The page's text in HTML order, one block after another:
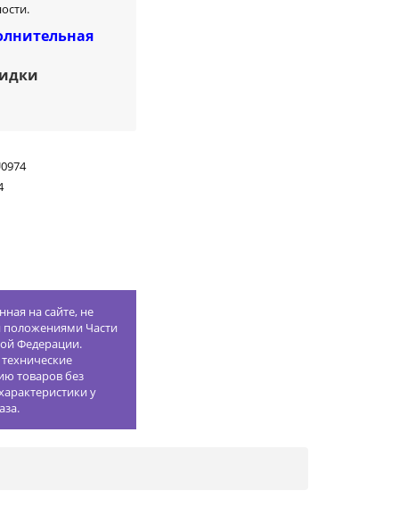
на сайте, не
положениями Части
Федерации.
товаров без
у